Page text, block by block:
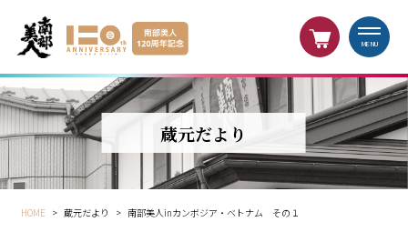
MENU
蔵元だより
HOME > 蔵元だより > 南部美人inカンボジア・ベトナム その１